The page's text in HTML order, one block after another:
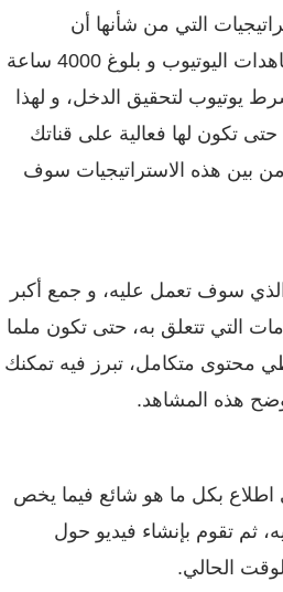
التي من شأنها أن
تساعدك على زيادة مشاهدات اليوتيوب و بلوغ 4000 ساعة
يوتيوب لتحقيق الدخل، و لهذا
تكون لها فعالية على قناتك
بين هذه الاستراتيجيات سوف
الذي سوف تعمل عليه، و جمع أكبر
التي تتعلق به، حتى تكون ملما
محتوى متكامل، تبرز فيه تمكنك
هذه المشاهد.
بكل ما هو شائع فيما يخص
ثم تقوم بإنشاء فيديو حول
الحالي.